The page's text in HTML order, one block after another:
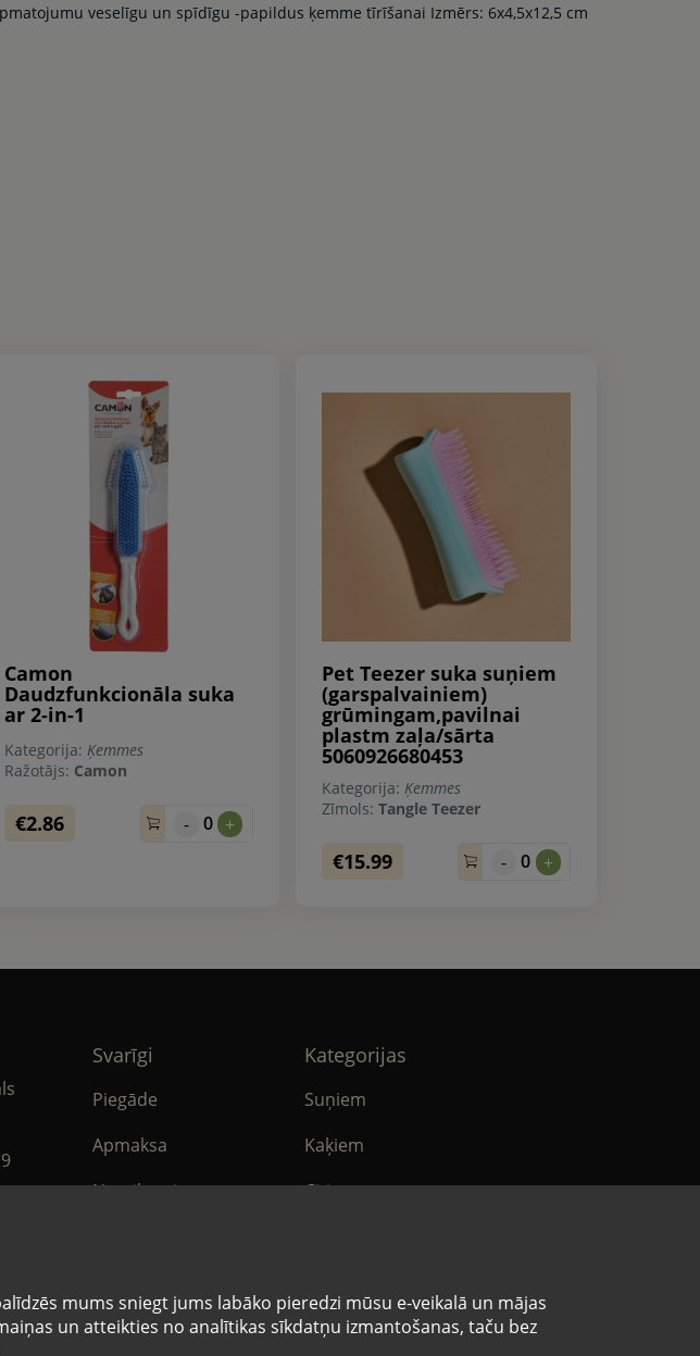
mums sniegt jums labāko pieredzi mūsu e-veikalā un mājas
un atteikties no analītikas sīkdatņu izmantošanas, taču bez
veselīgu un spīdīgu -papildus ķemme tīrīšanai Izmērs: 6x4,5x12,5 cm
Camon
Daudzfunkcionāla suka
ar 2-in-1
Kategorija: Ķemmes
Ražotājs: Camon
€2.86 - 0 +
Pet Teezer suka suņiem
(garspalvainiem)
grūmingam,pavilnai
plastm zaļa/sārta
5060926680453
Kategorija: Ķemmes
Zīmols: Tangle Teezer
€15.99 - 0 +
Svarīgi
Piegāde
Apmaksa
Noteikumi
Kategorijas
Suņiem
Kaķiem
Citi